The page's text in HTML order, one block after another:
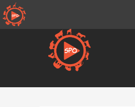
Skip
to
content